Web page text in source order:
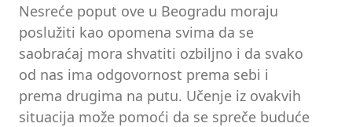
Nesreće poput ove u Beogradu moraju
poslužiti kao opomena svima da se
saobraćaj mora shvatiti ozbiljno i da svako
od nas ima odgovornost prema sebi i
prema drugima na putu. Učenje iz ovakvih
situacija može pomoći da se spreče buduće